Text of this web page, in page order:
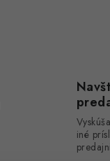
iné